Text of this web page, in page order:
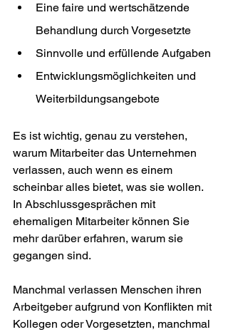
Eine faire und wertschätzende
Behandlung durch Vorgesetzte
Sinnvolle und erfüllende Aufgaben
Entwicklungsmöglichkeiten und
Weiterbildungsangebote
Es ist wichtig, genau zu verstehen,
warum Mitarbeiter das Unternehmen
verlassen, auch wenn es einem
scheinbar alles bietet, was sie wollen.
In Abschlussgesprächen mit
ehemaligen Mitarbeiter können Sie
mehr darüber erfahren, warum sie
gegangen sind.
Manchmal verlassen Menschen ihren
Arbeitgeber aufgrund von Konflikten mit
Kollegen oder Vorgesetzten, manchmal